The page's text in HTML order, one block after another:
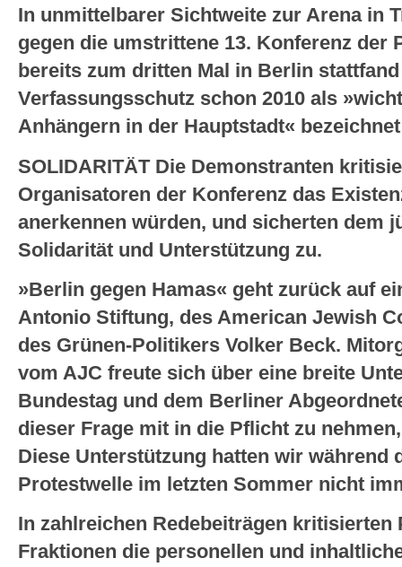
In unmittelbarer Sichtweite zur Arena in
gegen die umstrittene 13. Konferenz der
bereits zum dritten Mal in Berlin
Verfassungsschutz schon 2010 als
Anhängern in der Hauptstadt«
SOLIDARITÄTDie Demonstranten
Organisatoren der Konferenz das
anerkennen würden, und sicherten dem
Solidarität und Unterstützung zu.
»Berlin gegen Hamas« geht zurück auf
Antonio Stiftung, des American Jewish
des Grünen-Politikers Volker Beck.
vom AJC freute sich über eine breite
Bundestag und dem Berliner
dieser Frage mit in die Pflicht zu
Diese Unterstützung hatten wir während
Protestwelle im letzten Sommer nicht
In zahlreichen Redebeiträgen kritisierten
Fraktionen die personellen und